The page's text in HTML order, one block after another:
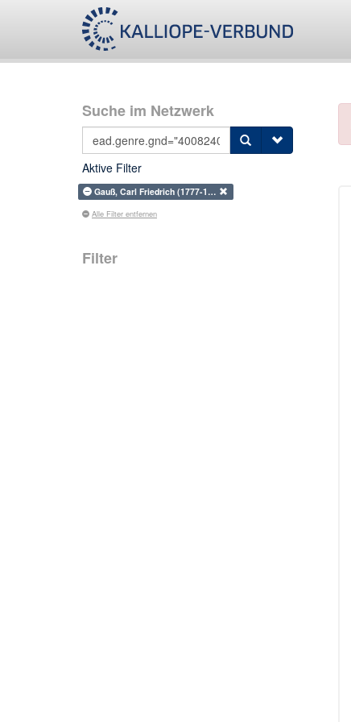
Suche im Netzwerk
Aktive Filter
Gauß, Carl Friedrich (1777-1…
Alle Filter entfernen
Filter